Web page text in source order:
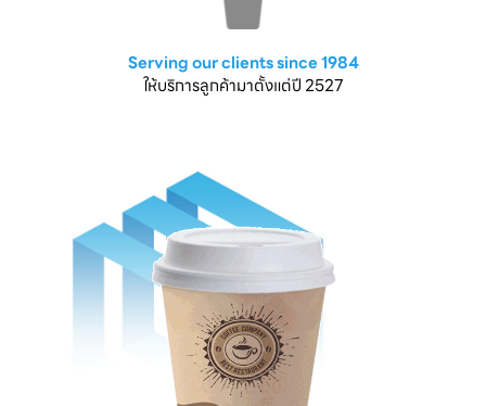
Serving our clients since 1984
ให้บริการลูกค้ามาตั้งแต่ปี 2527